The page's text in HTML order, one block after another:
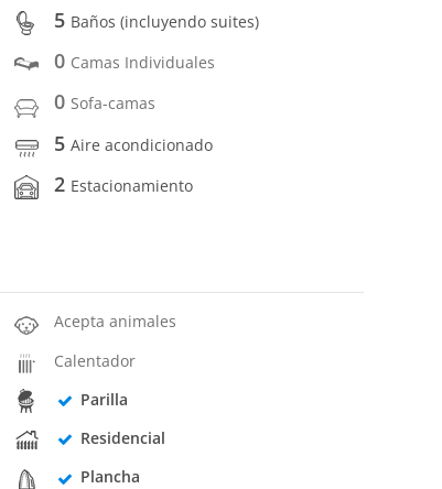
5 Baños (incluyendo suites)
0 Camas Individuales
0 Sofa-camas
5Aire acondicionado
2 Estacionamiento
Acepta animales
Calentador
Parilla
Residencial
Plancha